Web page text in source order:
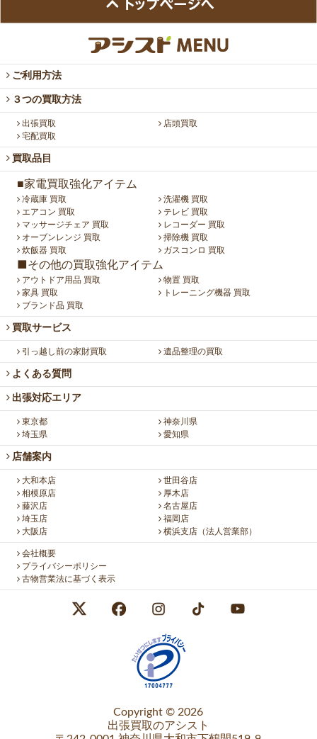
ご利用方法
３つの買取方法
出張買取
店頭買取
宅配買取
買取品目
■家電買取強化アイテム
冷蔵庫 買取
洗濯機 買取
エアコン 買取
テレビ 買取
マッサージチェア 買取
レコーダー 買取
オーブンレンジ 買取
掃除機 買取
炊飯器 買取
ガスコンロ 買取
■その他の買取強化アイテム
アウトドア用品 買取
物置 買取
家具 買取
トレーニング機器 買取
ブランド品 買取
買取サービス
引っ越し前の家財買取 遺品整理の買取
よくある質問
出張対応エリア
東京都
神奈川県
埼玉県
愛知県
店舗案内
大和本店
世田谷店
相模原店
厚木店
藤沢店
名古屋店
埼玉店
福岡店
大阪店
横浜支店（法人営業部）
会社概要
プライバシーポリシー
古物営業法に基づく表示
Copyright © 2026
出張買取のアシスト